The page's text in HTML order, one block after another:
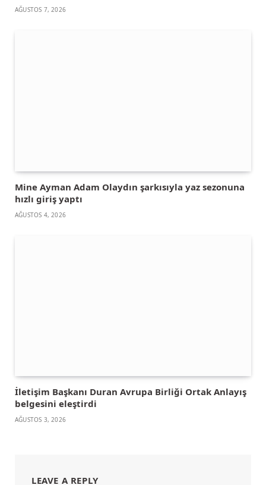
AĞUSTOS 7, 2026
Mine Ayman Adam Olaydın şarkısıyla yaz sezonuna
hızlı giriş yaptı
AĞUSTOS 4, 2026
İletişim Başkanı Duran Avrupa Birliği Ortak Anlayış
belgesini eleştirdi
AĞUSTOS 3, 2026
LEAVE A REPLY